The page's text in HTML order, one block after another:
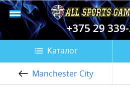
+375 29
Каталог
Manchester City